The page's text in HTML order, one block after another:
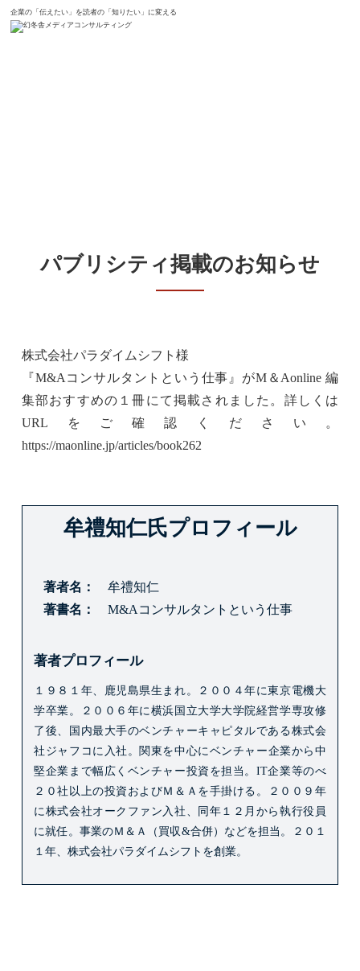
企業の「伝えたい」を読者の「知りたい」に変える
ホーム 新着情報
パブリシティ掲載のお知らせ
株式会社パラダイムシフト 様
『M&Aコンサルタントという仕事 』がM＆Aonline 編
集部おすすめの１冊にて掲載されました。詳しくは
URLをご確認ください。
https://maonline.jp/articles/book262
牟禮知仁氏プロフィール
著者名
牟禮知仁
著書名
M&Aコンサルタントという仕事
著者プロフィール
１９８１年、鹿児島県生まれ。
２００４年に東京電機大
学卒業。
２００６年に横浜国立大学大学院経営学専攻修
了後、国内最大手のベンチャーキャピタルである株式会
社ジャフコに入社。 関東を中心にベンチャー企業から中
堅企業まで幅広くベンチャー投資を担当。 IT企業等のべ
２０社以上の投資およびＭ＆Ａを手掛ける。
２００９年
に株式会社オークファン入社、同年１２月から執行役員
に就任。 事業のＭ＆Ａ（買収&合併）などを担当。
２０１
１年、株式会社パラダイムシフトを創業。